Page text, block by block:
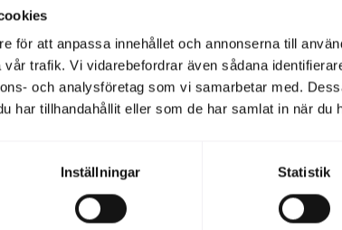
för att anpassa innehållet och annonserna till
trafik. Vi vidarebefordrar även sådana
och analysföretag som vi samarbetar med.
har tillhandahållit eller som de har samlat in när du
Inställningar Statistik
baspunkter över swapräntan.
över att kunna återvända till
mycket nöjda med resultatet. Vi är
som gör transaktionen till en trevlig
leddes av Citi, NatWest and TD.